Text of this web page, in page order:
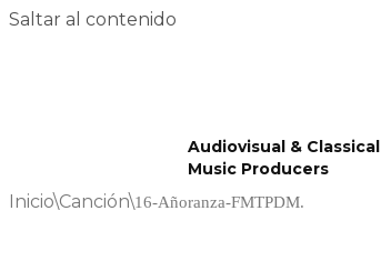
Saltar al contenido
Audiovisual & Classical
Music Producers
Inicio\Canción\16-Añoranza-FMTPDM.